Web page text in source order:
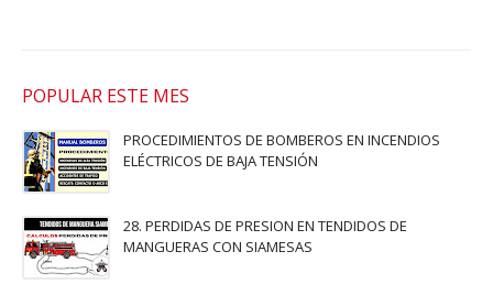
POPULAR ESTE MES
PROCEDIMIENTOS DE BOMBEROS EN INCENDIOS
ELÉCTRICOS DE BAJA TENSIÓN
28. PERDIDAS DE PRESION EN TENDIDOS DE
MANGUERAS CON SIAMESAS